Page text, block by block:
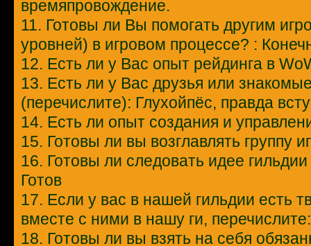
времяпровождение.
11. Готовы ли Вы помогать другим
уровней) в игровом процессе? :
12. Есть ли у Вас опыт рейдинга в
13. Есть ли у Вас друзья или
(перечислите): Глухойпёс, правда
14. Есть ли опыт создания и
15. Готовы ли вы возглавлять группу
16. Готовы ли следовать идее
Готов
17. Если у вас в нашей гильдии есть
вместе с ними в нашу ги,
18. Готовы ли вы взять на себя